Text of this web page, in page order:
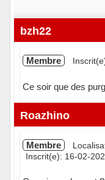
bzh22
Membre
Ce soir que des
Hors ligne
Roazhino
Membre
Inscrit(e): 16-02-